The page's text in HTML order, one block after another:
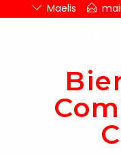
Maelis